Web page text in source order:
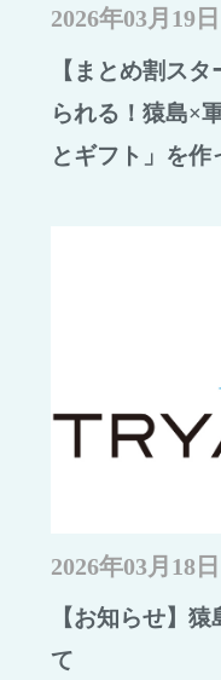
2026年03月19日
【まとめ割ス
られる！猿島×
とギフト」を作
2026年03月18日
【お知らせ】
て